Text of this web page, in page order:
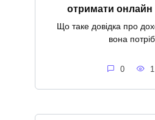
отримати онлайн
Що таке довідка про
вона
0 1